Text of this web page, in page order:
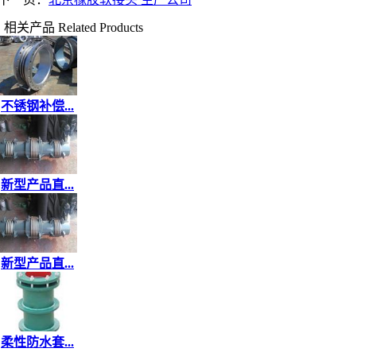
相关产品 Related Products
不锈钢补偿...
新型产品直...
新型产品直...
柔性防水套...